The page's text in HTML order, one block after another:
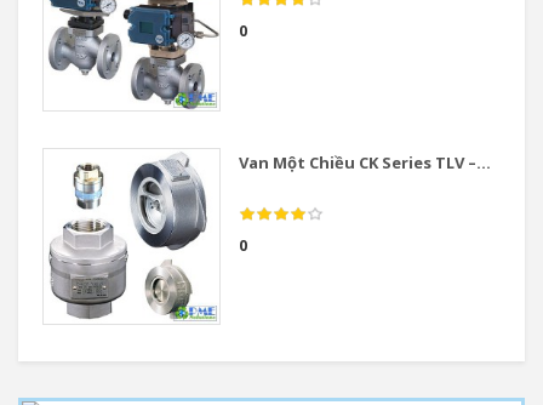
0
Van Một Chiều CK Series TLV –...
0